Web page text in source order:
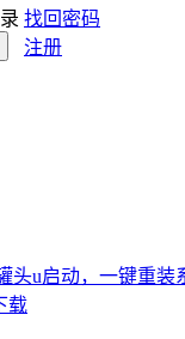
找回密码
注册
头u启动，一键重装
载